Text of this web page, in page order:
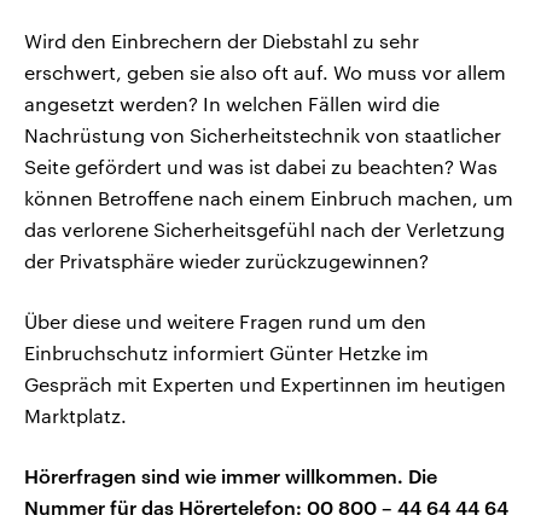
Wird den Einbrechern der Diebstahl zu sehr
erschwert, geben sie also oft auf. Wo muss vor allem
angesetzt werden? In welchen Fällen wird die
Nachrüstung von Sicherheitstechnik von staatlicher
Seite gefördert und was ist dabei zu beachten? Was
können Betroffene nach einem Einbruch machen, um
das verlorene Sicherheitsgefühl nach der Verletzung
der Privatsphäre wieder zurückzugewinnen?
Über diese und weitere Fragen rund um den
Einbruchschutz informiert Günter Hetzke im
Gespräch mit Experten und Expertinnen im heutigen
Marktplatz.
Hörerfragen sind wie immer willkommen. Die
Nummer für das Hörertelefon: 00 800 – 44 64 44 64